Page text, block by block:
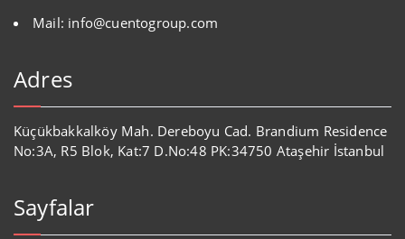
Mail: info@cuentogroup.com
Adres
Küçükbakkalköy Mah. Dereboyu Cad. Brandium Residence
No:3A, R5 Blok, Kat:7 D.No:48 PK:34750 Ataşehir İstanbul
Sayfalar